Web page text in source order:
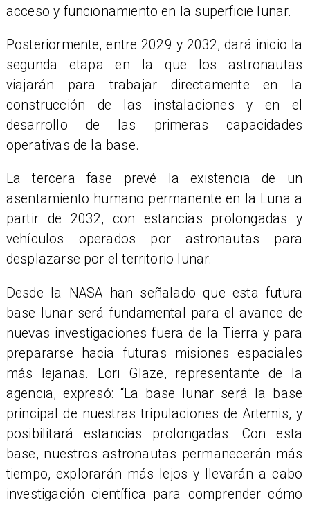
acceso y funcionamiento en la superficie lunar.
Posteriormente, entre 2029 y 2032, dará inicio la
segunda etapa en la que los astronautas
viajarán para trabajar directamente en la
construcción de las instalaciones y en el
desarrollo de las primeras capacidades
operativas de la base.
La tercera fase prevé la existencia de un
asentamiento humano permanente en la Luna a
partir de 2032, con estancias prolongadas y
vehículos operados por astronautas para
desplazarse por el territorio lunar.
Desde la NASA han señalado que esta futura
base lunar será fundamental para el avance de
nuevas investigaciones fuera de la Tierra y para
prepararse hacia futuras misiones espaciales
más lejanas. Lori Glaze, representante de la
agencia, expresó: “La base lunar será la base
principal de nuestras tripulaciones de Artemis, y
posibilitará estancias prolongadas. Con esta
base, nuestros astronautas permanecerán más
tiempo, explorarán más lejos y llevarán a cabo
investigación científica para comprender cómo